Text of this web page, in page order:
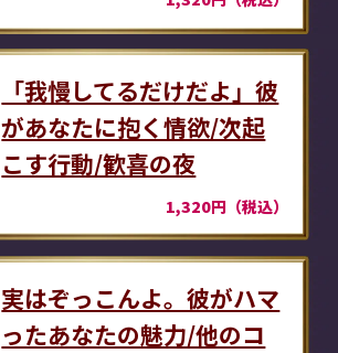
「我慢してるだけだよ」彼
があなたに抱く情欲/次起
こす行動/歓喜の夜
1,320円（税込）
実はぞっこんよ。彼がハマ
ったあなたの魅力/他のコ